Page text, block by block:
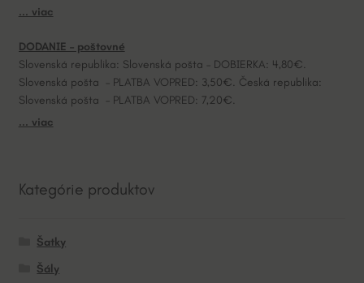
... viac
DODANIE – poštovné
Slovenská republika: Slovenská pošta – DOBIERKA: 4,80€.
Slovenská pošta – PLATBA VOPRED: 3,50€. Česká republika:
Slovenská pošta – PLATBA VOPRED: 7,20€.
... viac
Kategórie produktov
Šatky
Šály